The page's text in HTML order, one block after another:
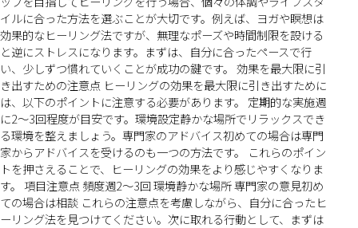
イルに合った方法を選ぶことが大切です。例えば、ヨガや瞑想は
効果的なヒーリング法ですが、無理なポーズや時間制限を設ける
と逆にストレスになります。まずは、自分に合ったペースで行
い、少しずつ慣れていくことが成功の鍵です。 効果を最大限に引
き出すための注意点 ヒーリングの効果を最大限に引き出すために
は、以下のポイントに注意する必要があります。 定期的な実施週
に2〜3回程度が目安です。環境設定静かな場所でリラックスでき
る環境を整えましょう。専門家のアドバイス初めての場合は専門
家からアドバイスを受けるのも一つの方法です。 これらのポイン
トを押さえることで、ヒーリングの効果をより感じやすくなりま
す。 項目注意点 頻度週2〜3回 環境静かな場所 専門家の意見初め
ての場合は相談 これらの注意点を考慮しながら、自分に合ったヒ
ーリング法を見つけてください。次に取れる行動として、まずは